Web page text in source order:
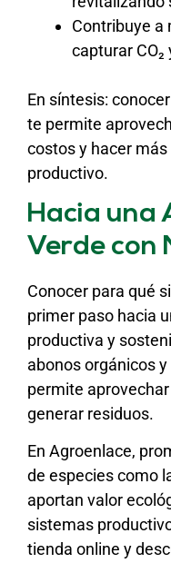
Contribuye a
capturar
En síntesis:
te permite
costos y hacer
productivo.
Hacia una
Verde con
Conocer para qué
primer paso hacia
productiva y
abonos orgánicos
permite
generar residuos.
En Agroenlace,
de especies como
aportan valor
sistemas
tienda online y